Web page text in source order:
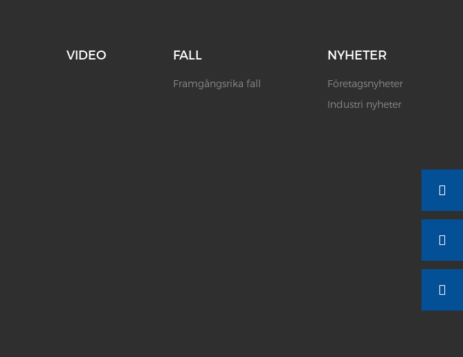
VIDEO FALL
Framgångsrika fall
NYHETER
Företagsnyheter
Industri nyheter